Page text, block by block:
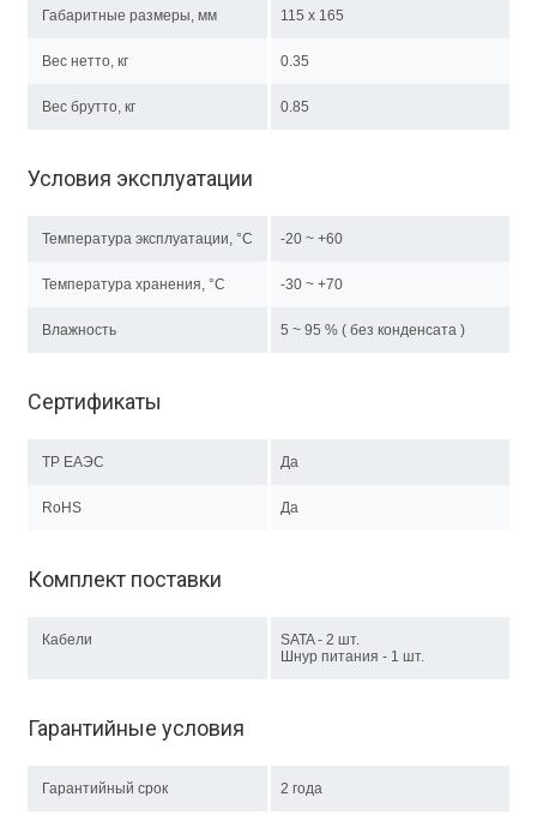
Габаритные размеры, мм 115 x 165
Вес нетто, кг 0.35
Вес брутто, кг 0.85
Условия эксплуатации
Температура эксплуатации, °C -20 ~ +60
Температура хранения, °C -30 ~ +70
Влажность 5 ~ 95 % ( без конденсата )
Сертификаты
ТР EAЭC Да
RoHS Да
Комплект поставки
Кабели
SATA - 2 шт.
Шнур питания - 1 шт.
Гарантийные условия
Гарантийный срок 2 года